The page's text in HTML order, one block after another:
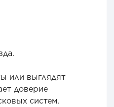
или выглядят
доверие
систем.